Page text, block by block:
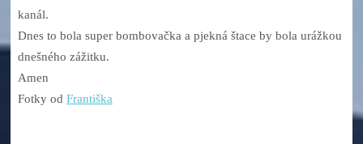
kanál.
Dnes to bola super bombovačka a pjekná štace by bola urážkou
dnešného zážitku.
Amen
Fotky od Františka